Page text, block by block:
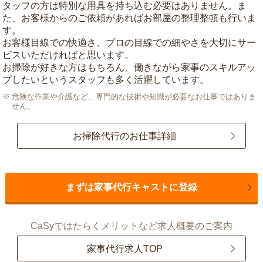
タッフの方は特別な用具を持ち込む必要はありません。ま
た、お客様からのご依頼があればお部屋の整理整頓も行いま
す。
お客様目線での快適さ、プロの目線での細やさを大切にサー
ビスいただければと思います。
お掃除が好きな方はもちろん、働きながら家事のスキルアッ
プしたいというスタッフも多く活躍しています。
危険な作業や介護など、専門的な技術や知識が必要なお仕事ではありま
せん。
お掃除代行のお仕事詳細
まずは家事代行キャストに登録
CaSyではたらくメリットなど求人概要のご案内
家事代行求人TOP